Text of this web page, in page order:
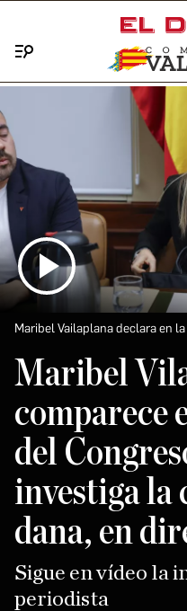
Maribel Vailaplana declara en
Maribel
comparece
del
investiga la
dana, en
Sigue en vídeo la
periodista